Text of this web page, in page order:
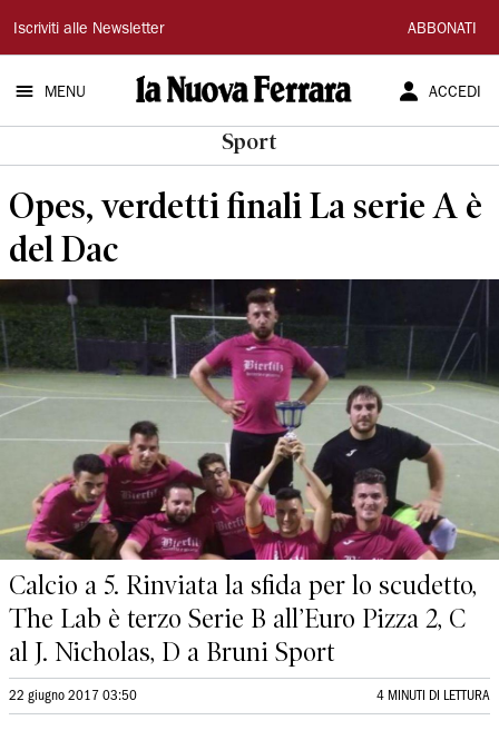
La
Nuova
Ferrara
Iscriviti alle Newsletter ABBONATI
MENU ACCEDI
Sport
Opes, verdetti finali La serie A è
del Dac
Calcio a 5. Rinviata la sfida per lo scudetto,
The Lab è terzo Serie B all’Euro Pizza 2, C
al J. Nicholas, D a Bruni Sport
22 giugno 2017 03:50 4 MINUTI DI LETTURA